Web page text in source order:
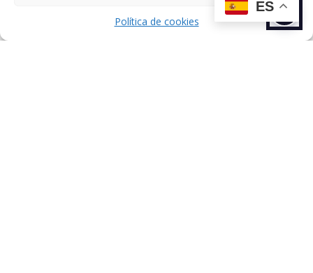
Política de cookies
ES